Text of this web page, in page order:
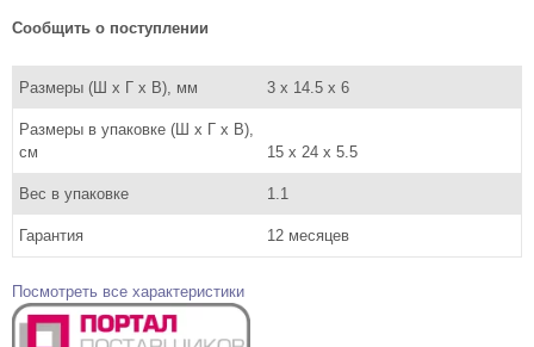
Сообщить о поступлении
Размеры (Ш x Г x В), мм 3 x 14.5 x 6
Размеры в упаковке (Ш x Г x В),
см
15 x 24 x 5.5
Вес в упаковке 1.1
Гарантия 12 месяцев
Посмотреть все характеристики